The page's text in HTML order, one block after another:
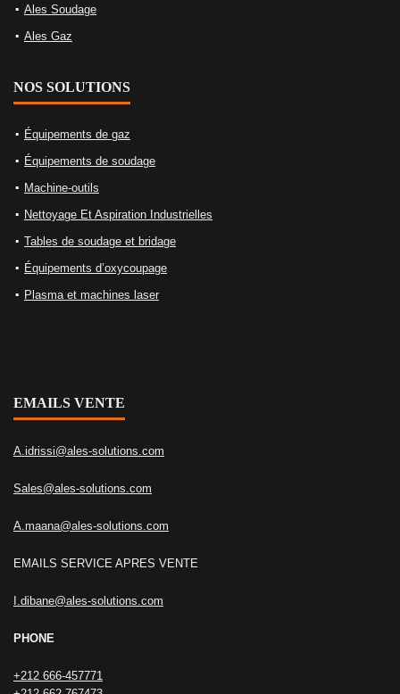
Ales Soudage
Ales Gaz
NOS SOLUTIONS
Équipements de gaz
Équipements de soudage
Machine-outils
Nettoyage Et Aspiration Industrielles
Tables de soudage et bridage
Équipements d’oxycoupage
Plasma et machines laser
EMAILS VENTE
A.idrissi@ales-solutions.com
Sales@ales-solutions.com
A.maana@ales-solutions.com
EMAILS SERVICE APRES VENTE
I.dibane@ales-solutions.com
PHONE
+212 666-457771